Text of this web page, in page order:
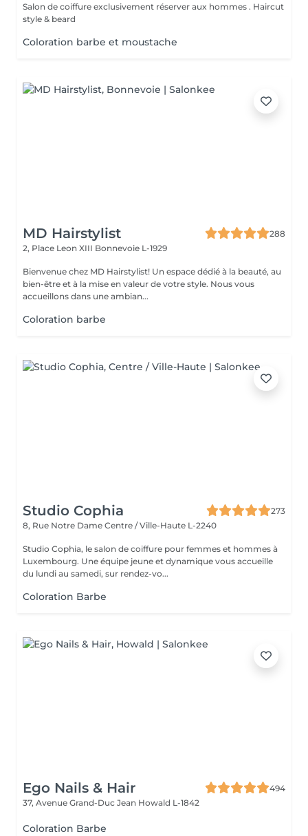
Salon de coiffure exclusivement réserver aux hommes . Haircut
style & beard
Coloration barbe et moustache
MD Hairstylist
288
2, Place Leon XIII Bonnevoie L-1929
Bienvenue chez MD Hairstylist! Un espace dédié à la beauté, au
bien-être et à la mise en valeur de votre style. Nous vous
accueillons dans une ambian...
Coloration barbe
Studio Cophia
273
8, Rue Notre Dame Centre / Ville-Haute L-2240
Studio Cophia, le salon de coiffure pour femmes et hommes à
Luxembourg. Une équipe jeune et dynamique vous accueille
du lundi au samedi, sur rendez-vo...
Coloration Barbe
Ego Nails & Hair
494
37, Avenue Grand-Duc Jean Howald L-1842
Coloration Barbe